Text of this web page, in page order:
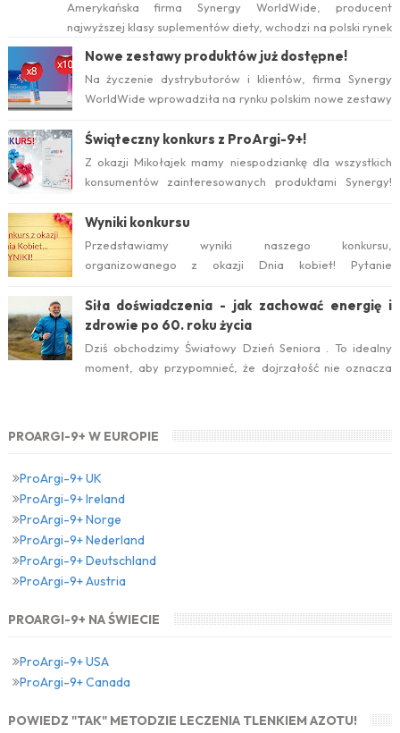
Amerykańska firma Synergy WorldWide, producent
najwyższej klasy suplementów diety, wchodzi na polski rynek
już w tym roku. Serwis internetow...
Nowe zestawy produktów już dostępne!
Na życzenie dystrybutorów i klientów, firma Synergy
WorldWide wprowadziła na rynku polskim nowe zestawy
Świąteczny konkurs z ProArgi-9+!
Z okazji Mikołajek mamy niespodziankę dla wszystkich
konsumentów zainteresowanych produktami Synergy!
Wyniki konkursu
Przedstawiamy wyniki naszego konkursu,
organizowanego z okazji Dnia kobiet! Pytanie
Siła doświadczenia - jak zachować energię i
zdrowie po 60. roku życia
Dziś obchodzimy Światowy Dzień Seniora . To idealny
moment, aby przypomnieć, że dojrzałość nie oznacza
PROARGI-9+ W EUROPIE
ProArgi-9+ UK
ProArgi-9+ Ireland
ProArgi-9+ Norge
ProArgi-9+ Nederland
ProArgi-9+ Deutschland
ProArgi-9+ Austria
PROARGI-9+ NA ŚWIECIE
ProArgi-9+ USA
ProArgi-9+ Canada
POWIEDZ "TAK" METODZIE LECZENIA TLENKIEM AZOTU!